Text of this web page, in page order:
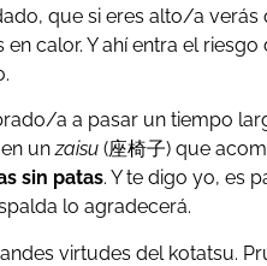
que si eres alto/a
calor. Y ahí entra el
a a pasar un tiempo
en unzaisu(座椅子) que
sin patas. Y te digo yo, es
lo agradecerá.
virtudes del kotatsu.